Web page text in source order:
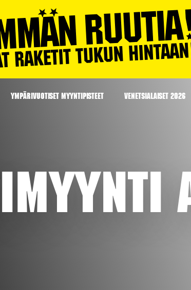
YMPÄRIVUOTISET MYYNTIPISTEET VENETSIALAISET 2026